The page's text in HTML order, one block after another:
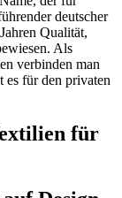
deutscher
Qualität,
Als
verbinden man
für den privaten
für